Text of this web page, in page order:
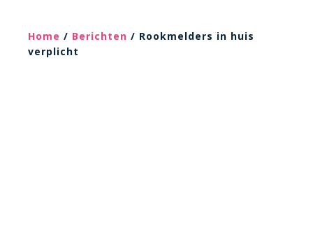
Home / Berichten / Rookmelders in huis
verplicht